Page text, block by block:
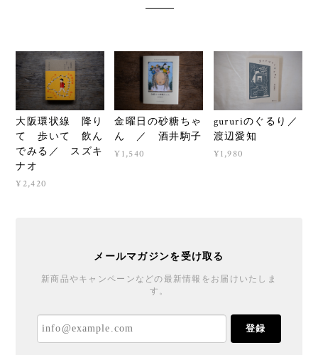
大阪環状線 降り
て 歩いて 飲ん
でみる／ スズキ
ナオ
¥2,420
金曜日の砂糖ちゃ
ん ／ 酒井駒子
¥1,540
gururiのぐるり／
渡辺愛知
¥1,980
メールマガジンを受け取る
新商品やキャンペーンなどの最新情報をお届けいたしま
す。
登録